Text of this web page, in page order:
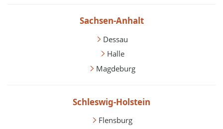
Sachsen-Anhalt
Dessau
Halle
Magdeburg
Schleswig-Holstein
Flensburg